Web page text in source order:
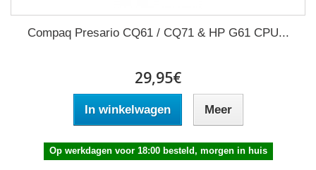
Compaq Presario CQ61 / CQ71 & HP G61 CPU...
29,95€
In winkelwagen Meer
Op werkdagen voor 18:00 besteld, morgen in huis